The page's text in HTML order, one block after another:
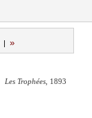
»
Les Trophées , 1893